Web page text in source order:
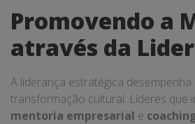
Promovendo a
através da
A liderança estratégica desempenha
transformação cultural. Líderes que
mentoria empresarial e